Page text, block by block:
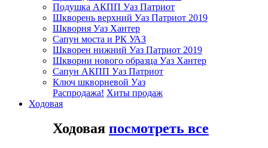
Подушка АКПП Уаз Патриот
Шкворень верхний Уаз Патриот 2019
Шкворня Уаз Хантер
Сапун моста и РК УАЗ
Шкворен нижний Уаз Патриот 2019
Шкворни нового образца Уаз Хантер
Сапун АКПП Уаз Патриот
Ключ шкворневой Уаз
Распродажа! Хиты продаж
Ходовая
Ходовая посмотреть все